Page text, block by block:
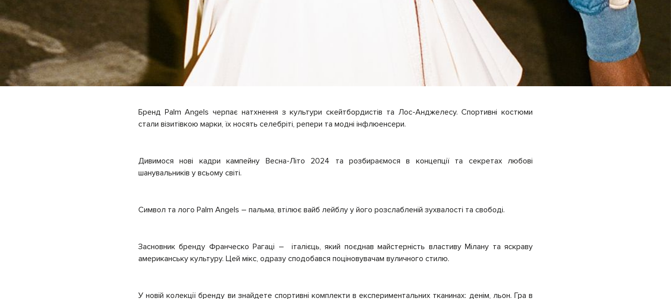
Бренд Palm Angels черпає натхнення з культури скейтбордистів та Лос-Анджелесу. Спортивні костюми
стали візитівкою марки, їх носять селебріті, репери та модні інфлюенсери.
Дивимося нові кадри кампейну Весна-Літо 2024 та розбираємося в концепції та секретах любові
шанувальників у всьому світі.
Символ та лого Palm Angels – пальма, втілює вайб лейблу у його розслабленій зухвалості та свободі.
Засновник бренду Франческо Рагаці – італієць, який поєднав майстерність властиву Мілану та яскраву
американську культуру. Цей мікс, одразу сподобався поціновувачам вуличного стилю.
У новій колекції бренду ви знайдете спортивні комплекти в експериментальних тканинах: денім, льон. Гра в